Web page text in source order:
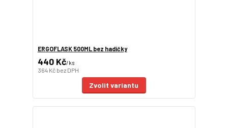
ERGOFLASK 500ML bez hadičky
440 Kč/ks
364 Kč bez DPH
Zvolit variantu